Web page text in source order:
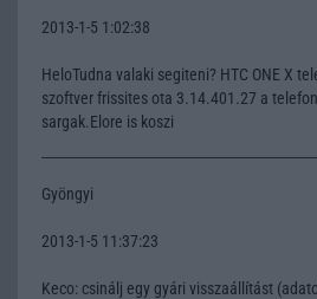
2013-1-5 1:02:38
HeloTudna valaki segiteni? HTC ONE X
szoftver frissites ota 3.14.401.27 a
sargak.Elore is koszi
Gyöngyi
2013-1-5 11:37:23
Keco: csinálj egy gyári visszaállítást